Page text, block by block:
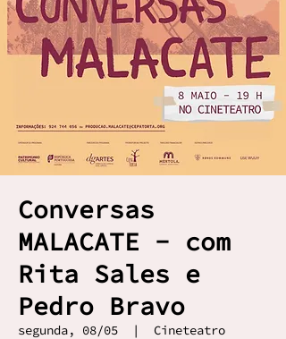
Conversas
MALACATE - com
Rita Sales e
Pedro Bravo
segunda, 08/05
  |
Cineteatro